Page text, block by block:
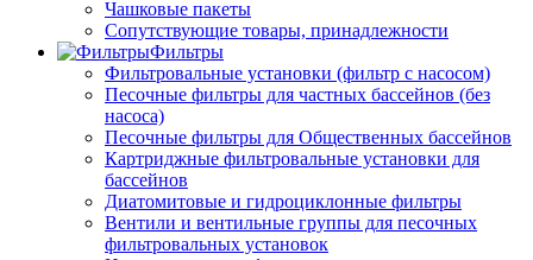
Чашковые пакеты
Сопутствующие товары, принадлежности
Фильтры
Фильтровальные установки (фильтр с насосом)
Песочные фильтры для частных бассейнов (без
насоса)
Песочные фильтры для Общественных бассейнов
Картриджные фильтровальные установки для
бассейнов
Диатомитовые и гидроциклонные фильтры
Вентили и вентильные группы для песочных
фильтровальных установок